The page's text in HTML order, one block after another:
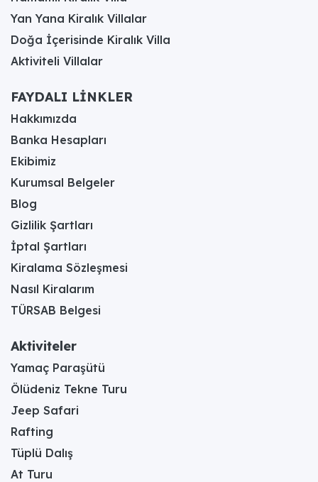
Yan Yana Kiralık Villalar
Doğa İçerisinde Kiralık Villa
Aktiviteli Villalar
FAYDALI LİNKLER
Hakkımızda
Banka Hesapları
Ekibimiz
Kurumsal Belgeler
Blog
Gizlilik Şartları
İptal Şartları
Kiralama Sözleşmesi
Nasıl Kiralarım
TÜRSAB Belgesi
Aktiviteler
Yamaç Paraşütü
Ölüdeniz Tekne Turu
Jeep Safari
Rafting
Tüplü Dalış
At Turu